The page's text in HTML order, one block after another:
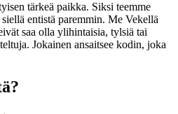
tärkeä paikka. Siksi teemme
entistä paremmin. Me Vekellä
saa olla ylihintaisia, tylsiä tai
Jokainen ansaitsee kodin, joka